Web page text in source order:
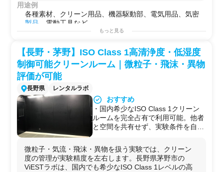
イム映像として取得することもでき
ます。
用途例
各種素材、クリーン用品、機器駆動部、電気用品、気密
製品 、電動工具など
もっと見る
【長野・茅野】ISO Class 1高清浄度・低湿度
制御可能クリーンルーム｜微粒子・飛沫・異物
評価が可能
長野県 レンタルラボ
おすすめ
・国内希少なISO Class 1クリーン
ルームを完全占有で利用可能。他者
と空間を共有せず、実験条件を自在
・天井全面FFUで風速（0〜
0.30m/s）・温湿度（20〜28℃DB /
40〜70%RH）を独立制御。気流・
微粒子・気流・飛沫・異物を扱う実験では、クリーン
度の管理が実験精度を左右します。長野県茅野市の
ViESTラボは、国内でも希少なISO Class 1レベルの高